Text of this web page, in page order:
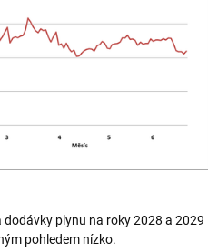
plynu na roky 2028 a 2029
pohledem nízko.